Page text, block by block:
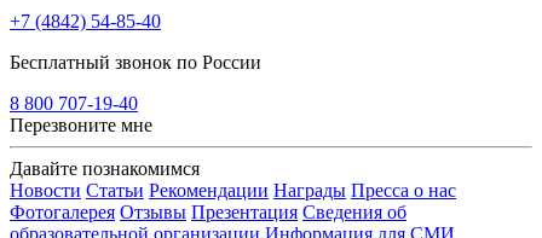
+7 (4842) 54-85-40
Бесплатный звонок по России
8 800 707-19-40
Перезвоните мне
Давайте познакомимся
Новости Статьи Рекомендации Награды Пресса о нас
Фотогалерея Отзывы Презентация Сведения об
образовательной организации Информация для СМИ